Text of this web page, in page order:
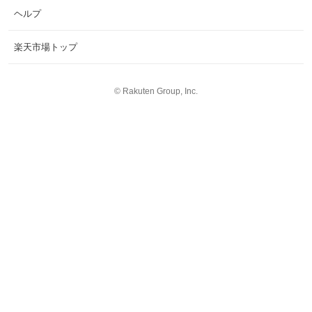
ヘルプ
楽天市場トップ
© Rakuten Group, Inc.